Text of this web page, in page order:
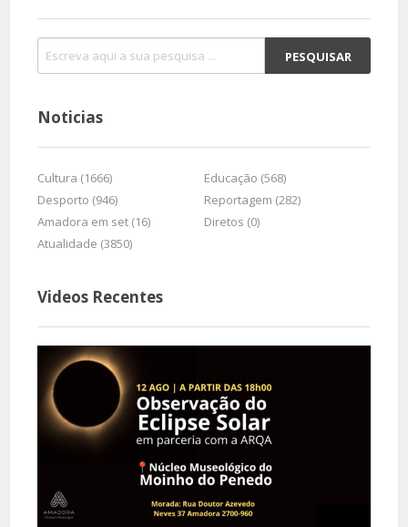
Noticias
Cultura (1666)
Educação (568)
Desporto (946)
Reportagem (282)
Amadora em set (16)
Diretos (0)
Atualidade (3850)
Videos Recentes